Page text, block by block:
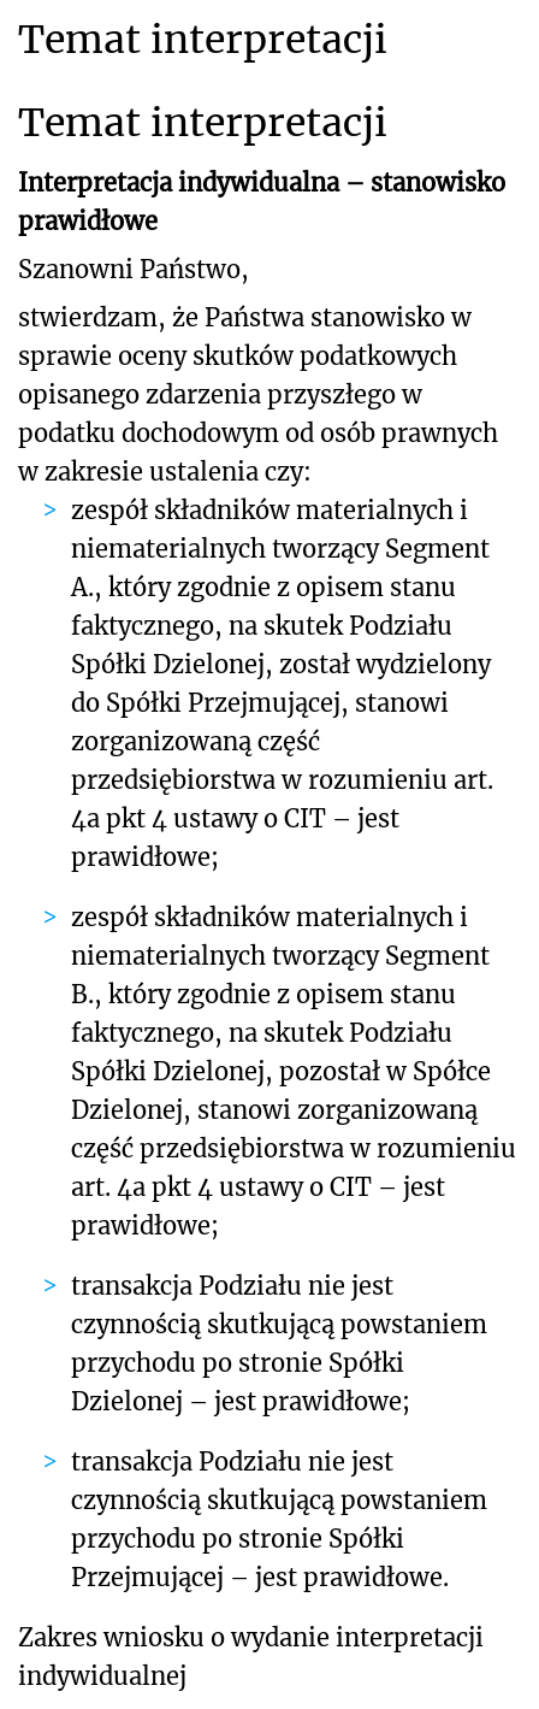
Temat interpretacji
Temat interpretacji
Interpretacja indywidualna – stanowisko
prawidłowe
Szanowni Państwo,
stwierdzam, że Państwa stanowisko w
sprawie oceny skutków podatkowych
opisanego zdarzenia przyszłegow
podatku dochodowym od osób prawnych
w zakresie ustalenia czy:
zespół składników materialnych i
niematerialnych tworzący Segment
A., który zgodnie z opisem stanu
faktycznego, na skutek Podziału
Spółki Dzielonej, został wydzielony
do Spółki Przejmującej, stanowi
zorganizowaną część
przedsiębiorstwa w rozumieniu art.
4a pkt 4 ustawy o CIT – jest
prawidłowe;
zespół składników materialnych i
niematerialnych tworzący Segment
B., który zgodnie z opisem stanu
faktycznego, na skutek Podziału
Spółki Dzielonej, pozostał w Spółce
Dzielonej, stanowi zorganizowaną
część przedsiębiorstwa w rozumieniu
art. 4a pkt 4 ustawy o CIT – jest
prawidłowe;
transakcja Podziału nie jest
czynnością skutkującą powstaniem
przychodu po stronie Spółki
Dzielonej – jest prawidłowe;
transakcja Podziału nie jest
czynnością skutkującą powstaniem
przychodu po stronie Spółki
Przejmującej – jest prawidłowe.
Zakres wniosku o wydanie interpretacji
indywidualnej